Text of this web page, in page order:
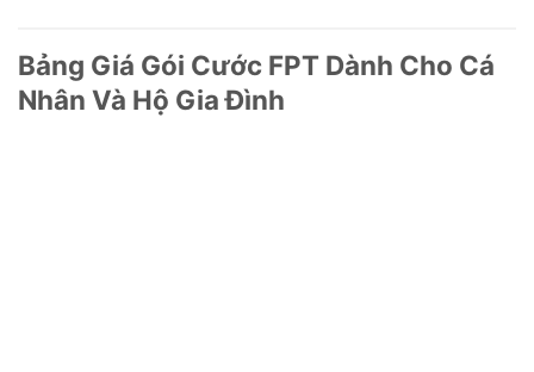
Bảng Giá Gói Cước FPT Dành Cho Cá
Nhân Và Hộ Gia Đình